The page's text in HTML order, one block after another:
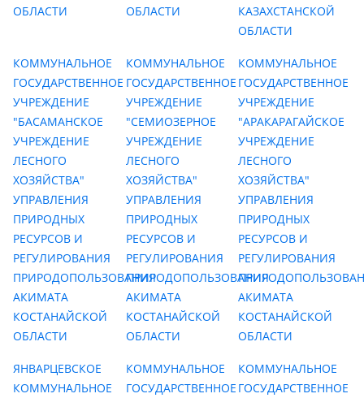
ОБЛАСТИ
ОБЛАСТИ
КАЗАХСТАНСКОЙ
ОБЛАСТИ
КОММУНАЛЬНОЕ
ГОСУДАРСТВЕННОЕ
УЧРЕЖДЕНИЕ
"БАСАМАНСКОЕ
УЧРЕЖДЕНИЕ
ЛЕСНОГО
ХОЗЯЙСТВА"
УПРАВЛЕНИЯ
ПРИРОДНЫХ
РЕСУРСОВ И
РЕГУЛИРОВАНИЯ
ПРИРОДОПОЛЬЗОВАНИЯ
АКИМАТА
КОСТАНАЙСКОЙ
ОБЛАСТИ
КОММУНАЛЬНОЕ
ГОСУДАРСТВЕННОЕ
УЧРЕЖДЕНИЕ
"СЕМИОЗЕРНОЕ
УЧРЕЖДЕНИЕ
ЛЕСНОГО
ХОЗЯЙСТВА"
УПРАВЛЕНИЯ
ПРИРОДНЫХ
РЕСУРСОВ И
РЕГУЛИРОВАНИЯ
ПРИРОДОПОЛЬЗОВАНИЯ
АКИМАТА
КОСТАНАЙСКОЙ
ОБЛАСТИ
КОММУНАЛЬНОЕ
ГОСУДАРСТВЕННОЕ
УЧРЕЖДЕНИЕ
"АРАКАРАГАЙСКОЕ
УЧРЕЖДЕНИЕ
ЛЕСНОГО
ХОЗЯЙСТВА"
УПРАВЛЕНИЯ
ПРИРОДНЫХ
РЕСУРСОВ И
РЕГУЛИРОВАНИЯ
АКИМАТА
КОСТАНАЙСКОЙ
ОБЛАСТИ
ЯНВАРЦЕВСКОЕ
КОММУНАЛЬНОЕ
КОММУНАЛЬНОЕ
ГОСУДАРСТВЕННОЕ
КОММУНАЛЬНОЕ
ГОСУДАРСТВЕННОЕ